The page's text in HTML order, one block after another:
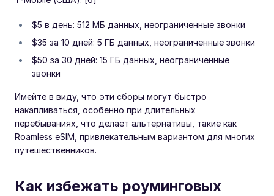
$5 в день: 512 МБ данных, неограниченные звонки
$35 за 10 дней: 5 ГБ данных, неограниченные звонки
$50 за 30 дней: 15 ГБ данных, неограниченные
звонки
Имейте в виду, что эти сборы могут быстро
накапливаться, особенно при длительных
перебываниях, что делает альтернативы, такие как
Roamless eSIM, привлекательным вариантом для многих
путешественников.
Как избежать роуминговых